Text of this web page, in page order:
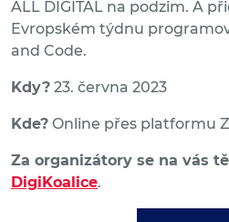
ALL DIGITAL na podzim. A
Evropském týdnu
and Code.
Kdy? 23. června 2023
Kde? Online přes platformu
Za organizátory se na vás
DigiKoalice.